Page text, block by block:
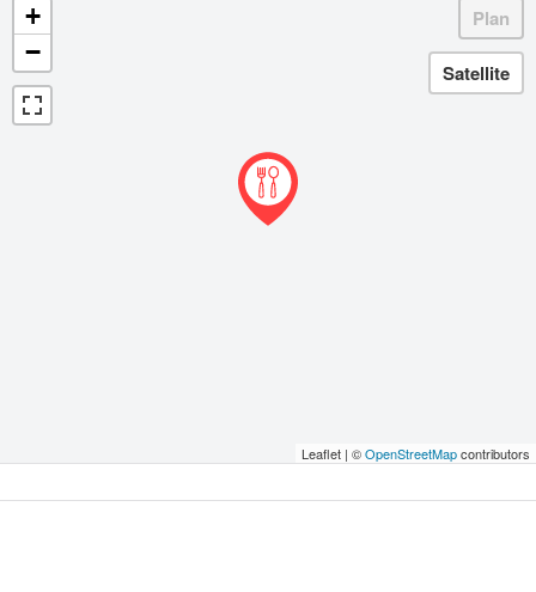
+
−
Leaflet | ©OpenStreetMapcontributors